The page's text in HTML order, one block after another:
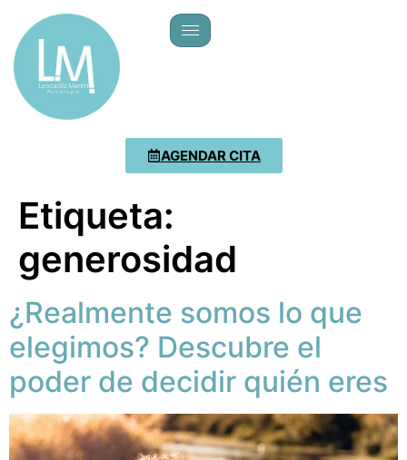
AGENDAR CITA
Etiqueta:
generosidad
¿Realmente somos lo que
elegimos? Descubre el
poder de decidir quién eres